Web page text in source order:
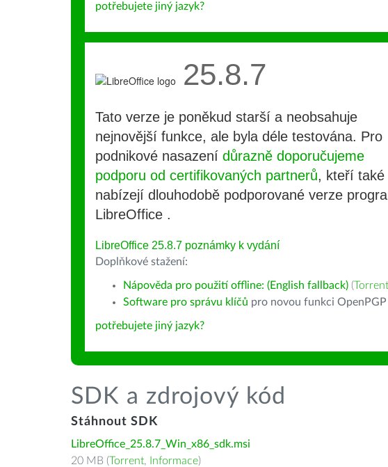
potřebujete jiný jazyk?
25.8.7
Tato verze je poněkud starší a neobsahuje
nejnovější funkce, ale byla déle testována. Pro
podnikové nasazení důrazně doporučujeme
podporu od certifikovaných partnerů, kteří také
nabízejí dlouhodobě podporované verze
LibreOffice .
LibreOffice 25.8.7 poznámky k vydání
Doplňkové stažení:
Nápověda pro použití offline: (English fallback) (Torrent
Software pro správu klíčů pro novou funkci
potřebujete jiný jazyk?
SDK a zdrojový kód
Stáhnout SDK
LibreOffice_25.8.7_Win_x86_sdk.msi
20 MB (Torrent, Informace)